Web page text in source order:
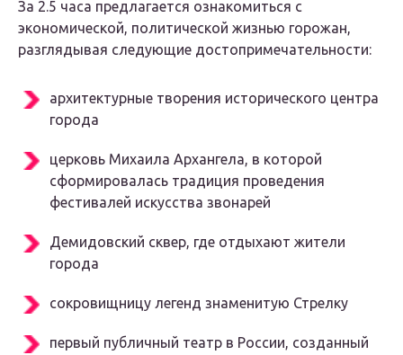
За 2.5 часа предлагается ознакомиться с
экономической, политической жизнью горожан,
разглядывая следующие достопримечательности:
архитектурные творения исторического центра
города
церковь Михаила Архангела, в которой
сформировалась традиция проведения
фестивалей искусства звонарей
Демидовский сквер, где отдыхают жители
города
сокровищницу легенд знаменитую Стрелку
первый публичный театр в России, созданный